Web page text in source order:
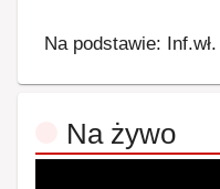
Na podstawie: Inf.wł.
Na żywo